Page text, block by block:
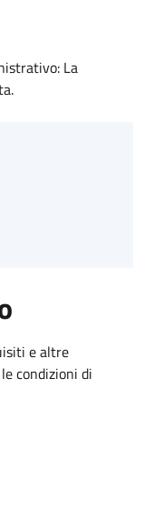
La
e altre
condizioni di